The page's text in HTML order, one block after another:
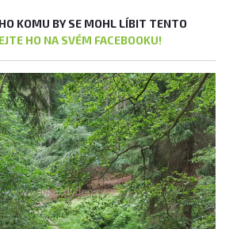
KOMU BY SE MOHL LÍBIT TENTO
HO NA SVÉM FACEBOOKU!